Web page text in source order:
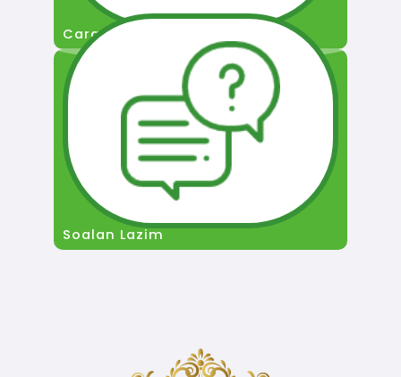
Cara Permohonan
Soalan Lazim